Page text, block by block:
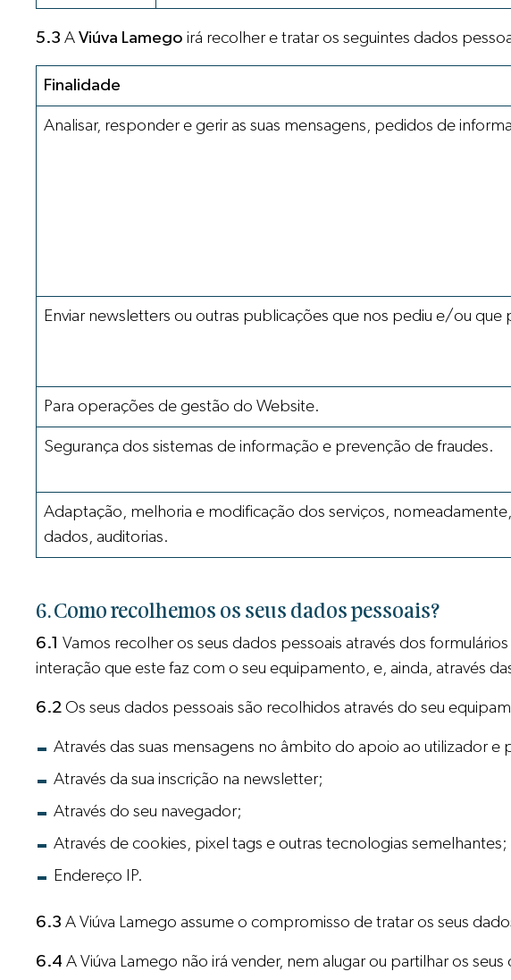
5.3 AViúva Lamego irá recolher e tratar os seguintes dados
Finalidade
Analisar, responder e gerir as suas mensagens, pedidos de
Enviar newsletters ou outras publicações que nos pediu e/ou que
Para operações de gestão do Website.
Segurança dos sistemas de informação e prevenção de fraudes.
Adaptação, melhoria e modificação dos serviços,
dados, auditorias.
6. Como recolhemos os seus dados pessoais?
6.1 Vamos recolher os seus dados pessoais através dos
interação que este faz com o seu equipamento, e, ainda, através
6.2 Os seus dados pessoais são recolhidos através do seu
Através das suas mensagens no âmbito do apoio ao utilizador
Através da sua inscrição na newsletter;
Através do seu navegador;
Através de cookies, pixel tags e outras tecnologias semelhantes;
Endereço IP.
6.3 A Viúva Lamego assume o compromisso de tratar os seus
6.4 A Viúva Lamego não irá vender, nem alugar ou partilhar os